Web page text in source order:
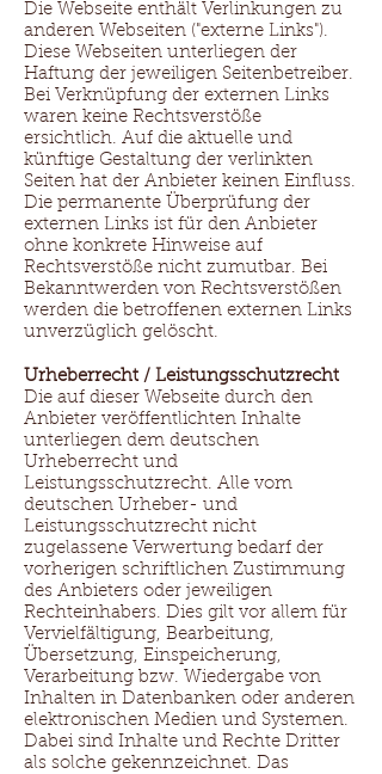
Die Webseite enthält Verlinkungen zu
anderen Webseiten ("externe Links").
Diese Webseiten unterliegen der
Haftung der jeweiligen Seitenbetreiber.
Bei Verknüpfung der externen Links
waren keine Rechtsverstöße
ersichtlich. Auf die aktuelle und
künftige Gestaltung der verlinkten
Seiten hat der Anbieter keinen Einfluss.
Die permanente Überprüfung der
externen Links ist für den Anbieter
ohne konkrete Hinweise auf
Rechtsverstöße nicht zumutbar. Bei
Bekanntwerden von Rechtsverstößen
werden die betroffenen externen Links
unverzüglich gelöscht.
Urheberrecht / Leistungsschutzrecht
Die auf dieser Webseite durch den
Anbieter veröffentlichten Inhalte
unterliegen dem deutschen
Urheberrecht und
Leistungsschutzrecht. Alle vom
deutschen Urheber- und
Leistungsschutzrecht nicht
zugelassene Verwertung bedarf der
vorherigen schriftlichen Zustimmung
des Anbieters oder jeweiligen
Rechteinhabers. Dies gilt vor allem für
Vervielfältigung, Bearbeitung,
Übersetzung, Einspeicherung,
Verarbeitung bzw. Wiedergabe von
Inhalten in Datenbanken oder anderen
elektronischen Medien und Systemen.
Dabei sind Inhalte und Rechte Dritter
als solche gekennzeichnet. Das